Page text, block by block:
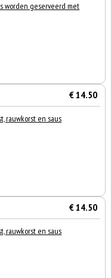
worden geserveerd met
€ 14.50
rauwkorst en saus
€ 14.50
rauwkorst en saus